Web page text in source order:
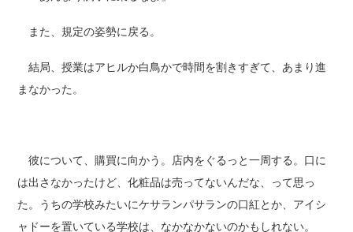
また、規定の姿勢に戻る。
結局、授業はアヒルか白鳥かで時間を割きすぎて、あまり進
まなかった。
彼について、購買に向かう。店内をぐるっと一周する。口に
は出さなかったけど、化粧品は売ってないんだな、って思っ
た。うちの学校みたいにケサランパサランの口紅とか、アイシ
ャドーを置いている学校は、なかなかないのかもしれない。